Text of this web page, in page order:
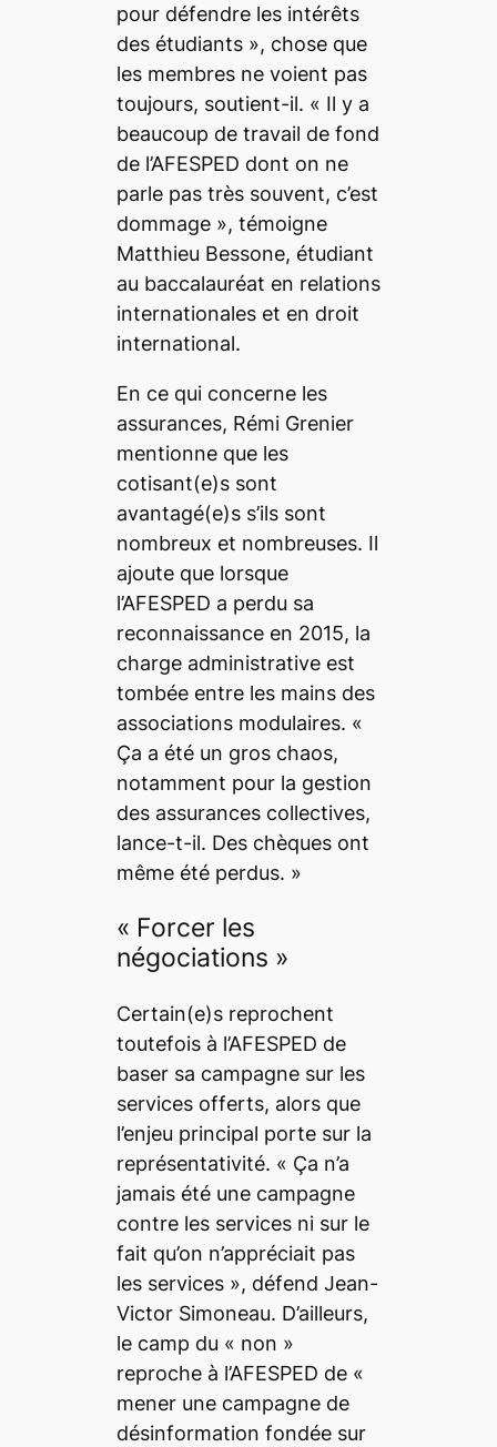
pour défendre les intérêts
des étudiants », chose que
les membres ne voient pas
toujours, soutient-il. « Il y a
beaucoup de travail de fond
de l’AFESPED dont on ne
parle pas très souvent, c’est
dommage », témoigne
Matthieu Bessone, étudiant
au baccalauréat en relations
internationales et en droit
international.
En ce qui concerne les
assurances, Rémi Grenier
mentionne que les
cotisant(e)s sont
avantagé(e)s s’ils sont
nombreux et nombreuses. Il
ajoute que lorsque
l’AFESPED a perdu sa
reconnaissance en 2015, la
charge administrative est
tombée entre les mains des
associations modulaires. «
Ça a été un gros chaos,
notamment pour la gestion
des assurances collectives,
lance-t-il. Des chèques ont
même été perdus. »
« Forcer les
négociations »
Certain(e)s reprochent
toutefois à l’AFESPED de
baser sa campagne sur les
services offerts, alors que
l’enjeu principal porte sur la
représentativité. « Ça n’a
jamais été une campagne
contre les services ni sur le
fait qu’on n’appréciait pas
les services », défend Jean-
Victor Simoneau. D’ailleurs,
le camp du « non »
reproche à l’AFESPED de «
mener une campagne de
désinformation fondée sur